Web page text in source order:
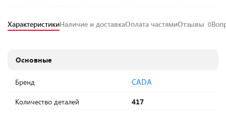
ХарактеристикиНаличие и доставкаОплата частямиОтзывы 0
Основные
Бренд CADA
Количество деталей
417